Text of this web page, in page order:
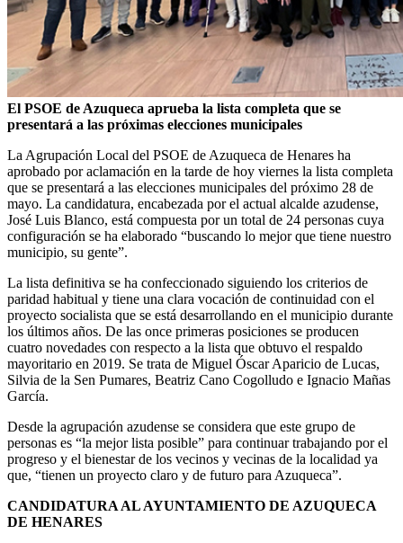
El PSOE de Azuqueca aprueba la lista completa que se
presentará a las próximas elecciones municipales
La Agrupación Local del PSOE de Azuqueca de Henares ha
aprobado por aclamación en la tarde de hoy viernes la lista completa
que se presentará a las elecciones municipales del próximo 28 de
mayo. La candidatura, encabezada por el actual alcalde azudense,
José Luis Blanco, está compuesta por un total de 24 personas cuya
configuración se ha elaborado “buscando lo mejor que tiene nuestro
municipio, su gente”.
La lista definitiva se ha confeccionado siguiendo los criterios de
paridad habitual y tiene una clara vocación de continuidad con el
proyecto socialista que se está desarrollando en el municipio durante
los últimos años. De las once primeras posiciones se producen
cuatro novedades con respecto a la lista que obtuvo el respaldo
mayoritario en 2019. Se trata de Miguel Óscar Aparicio de Lucas,
Silvia de la Sen Pumares, Beatriz Cano Cogolludo e Ignacio Mañas
García.
Desde la agrupación azudense se considera que este grupo de
personas es “la mejor lista posible” para continuar trabajando por el
progreso y el bienestar de los vecinos y vecinas de la localidad ya
que, “tienen un proyecto claro y de futuro para Azuqueca”.
CANDIDATURA AL AYUNTAMIENTO DE AZUQUECA
DE HENARES